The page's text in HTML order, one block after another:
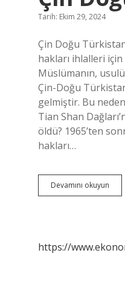
Tarih: Ekim 29, 2024
Çin Doğu
hakları ihlalleri
Müslümanın,
Çin-Doğu
gelmiştir. Bu
Tian Shan
öldü? 1965’ten
hakları…
Devamını okuyun
Doğu
https://